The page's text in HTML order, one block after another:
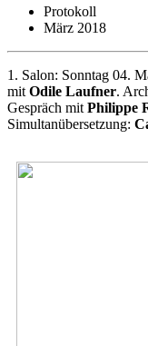
Protokoll
März 2018
1. Salon: Sonntag 04.
mit Odile Laufner.
Gespräch mit Philippe
Simultanübersetzung: